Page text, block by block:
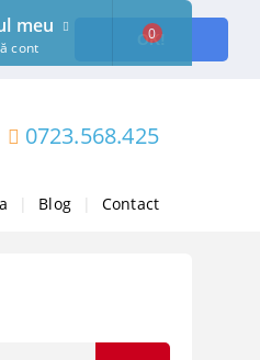
OK!
0723.568.425
Blog Contact
meu
cont
0